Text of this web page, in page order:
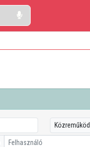
Felhasználó